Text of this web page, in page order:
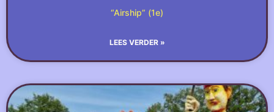
“Airship” (1e)
LEES VERDER »